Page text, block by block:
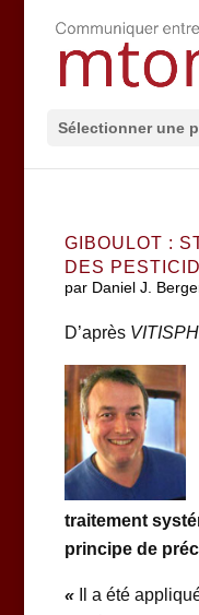
Sélectionner une
GIBOULOT :
DES
par Daniel J.
D’après
traitement
principe de
«
Il a été